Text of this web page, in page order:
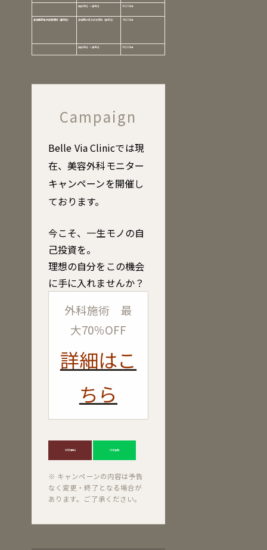
貴族手術 ＋ 猫手術 660,000円
鼻柱基部細片軟骨移植（猫手術） 鼻柱基部細片軟骨移植（猫手術） 440,000円
貴族手術 ＋ 猫手術 660,000円
Campaign
Belle Via Clinicでは現
在、美容外科モニター
キャンペーンを開催し
ております。
今こそ、一生モノの自
己投資を。
理想の自分をこの機会
に手に入れませんか？
外科施術 最
大70％OFF
詳細はこ
ちら
WEB予約 LINE登録
※ キャンペーンの内容は予告
なく変更・終了となる場合が
あります。ご了承ください。